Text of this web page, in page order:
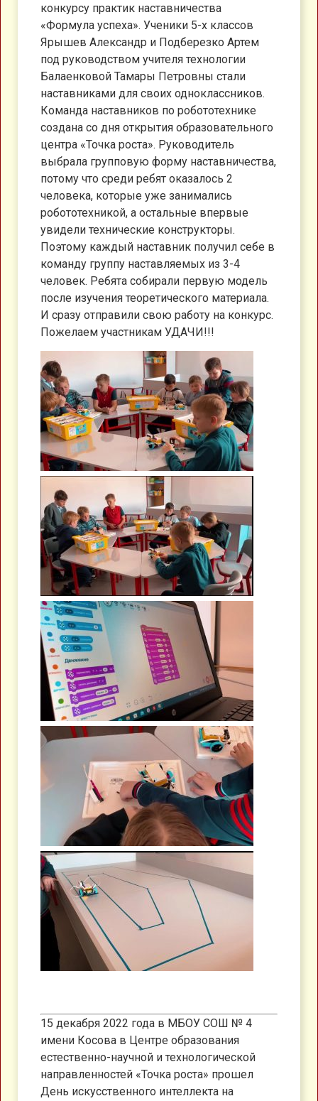
конкурсу практик наставничества
«Формула успеха». Ученики 5-х классов
Ярышев Александр и Подберезко Артем
под руководством учителя технологии
Балаенковой Тамары Петровны стали
наставниками для своих одноклассников.
Команда наставников по робототехнике
создана со дня открытия образовательного
центра «Точка роста». Руководитель
выбрала групповую форму наставничества,
потому что среди ребят оказалось 2
человека, которые уже занимались
робототехникой, а остальные впервые
увидели технические конструкторы.
Поэтому каждый наставник получил себе в
команду группу наставляемых из 3-4
человек. Ребята собирали первую модель
после изучения теоретического материала.
И сразу отправили свою работу на конкурс.
Пожелаем участникам УДАЧИ!!!
15 декабря 2022 года в МБОУ СОШ № 4
имени Косова в Центре образования
естественно-научной и технологической
направленностей «Точка роста» прошел
День искусственного интеллекта на